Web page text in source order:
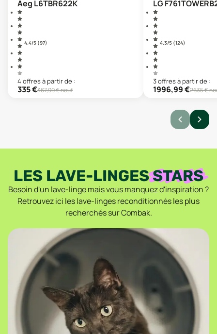
Aeg L6TBR622K
4.4/5 (97)
4 offresà partir de :
335€367,99€ neuf
LG
4.3/5 (124)
3offresà partir de :
1996,99€2635€
LES LAVE-LINGESSTARS
Besoin d'un lave-linge mais vous manquez d'inspiration ?
Retrouvez ici les lave-linges reconditionnés les plus
recherchés sur Combak.